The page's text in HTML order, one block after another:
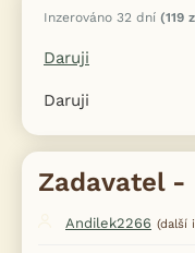
Inzerováno 32 dní (119
Daruji
Daruji
Zadavatel -
Andilek2266 (další